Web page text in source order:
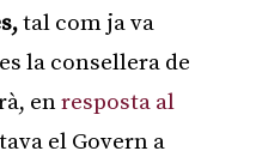
tal com ja va
la consellera de
enresposta al
el Govern a